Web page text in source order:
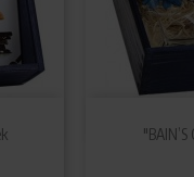
"BAIN’S
